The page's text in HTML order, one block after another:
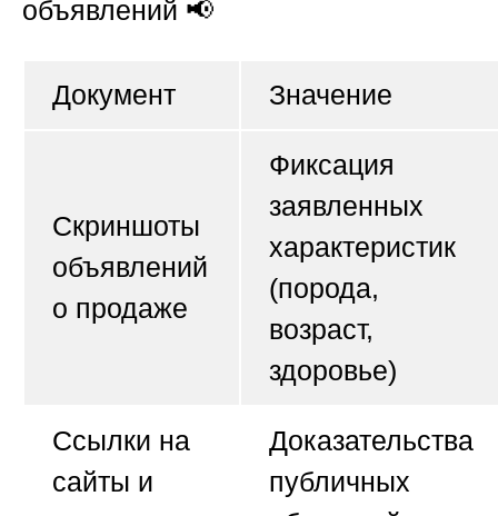
объявлений 📢
Документ Значение
Скриншоты
объявлений
о продаже
Фиксация
заявленных
характеристик
(порода,
возраст,
здоровье)
Ссылки на
сайты и
Доказательства
публичных